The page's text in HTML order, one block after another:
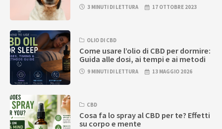
3 MINUTI DI LETTURA 17 OTTOBRE 2023
OLIO DI CBD
Come usare l’olio di CBD per dormire:
Guida alle dosi, ai tempi e ai metodi
9 MINUTI DI LETTURA 13 MAGGIO 2026
CBD
Cosa fa lo spray al CBD per te? Effetti
su corpo e mente